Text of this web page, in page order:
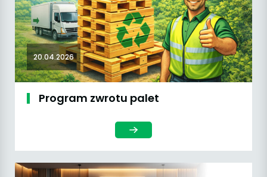
20.04.2026
Program zwrotu palet